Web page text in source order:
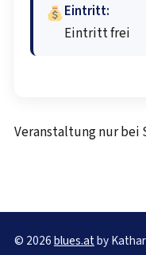
Eintritt:
Eintritt frei
Veranstaltung nur bei
© 2026blues.atby